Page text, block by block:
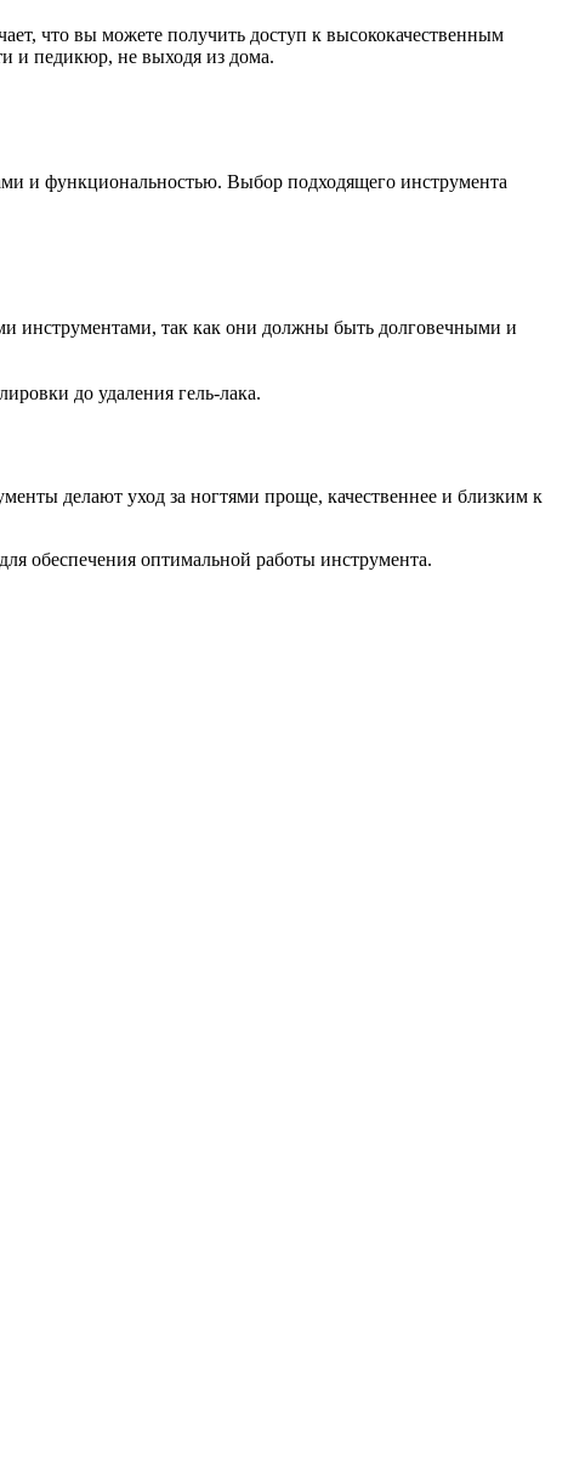
что вы можете получить доступ к высококачественным
и педикюр, не выходя из дома.
и функциональностью. Выбор подходящего инструмента
инструментами, так как они должны быть долговечными и
до удаления гель-лака.
делают уход за ногтями проще, качественнее и близким к
обеспечения оптимальной работы инструмента.